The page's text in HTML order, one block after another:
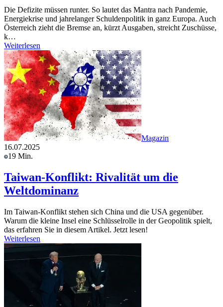
Die Defizite müssen runter. So lautet das Mantra nach Pandemie,
Energiekrise und jahrelanger Schuldenpolitik in ganz Europa. Auch
Österreich zieht die Bremse an, kürzt Ausgaben, streicht Zuschüsse,
k…
Weiterlesen
Magazin
16.07.2025
19 Min.
Taiwan-Konflikt: Rivalität um die
Weltdominanz
Im Taiwan-Konflikt stehen sich China und die USA gegenüber.
Warum die kleine Insel eine Schlüsselrolle in der Geopolitik spielt,
das erfahren Sie in diesem Artikel. Jetzt lesen!
Weiterlesen